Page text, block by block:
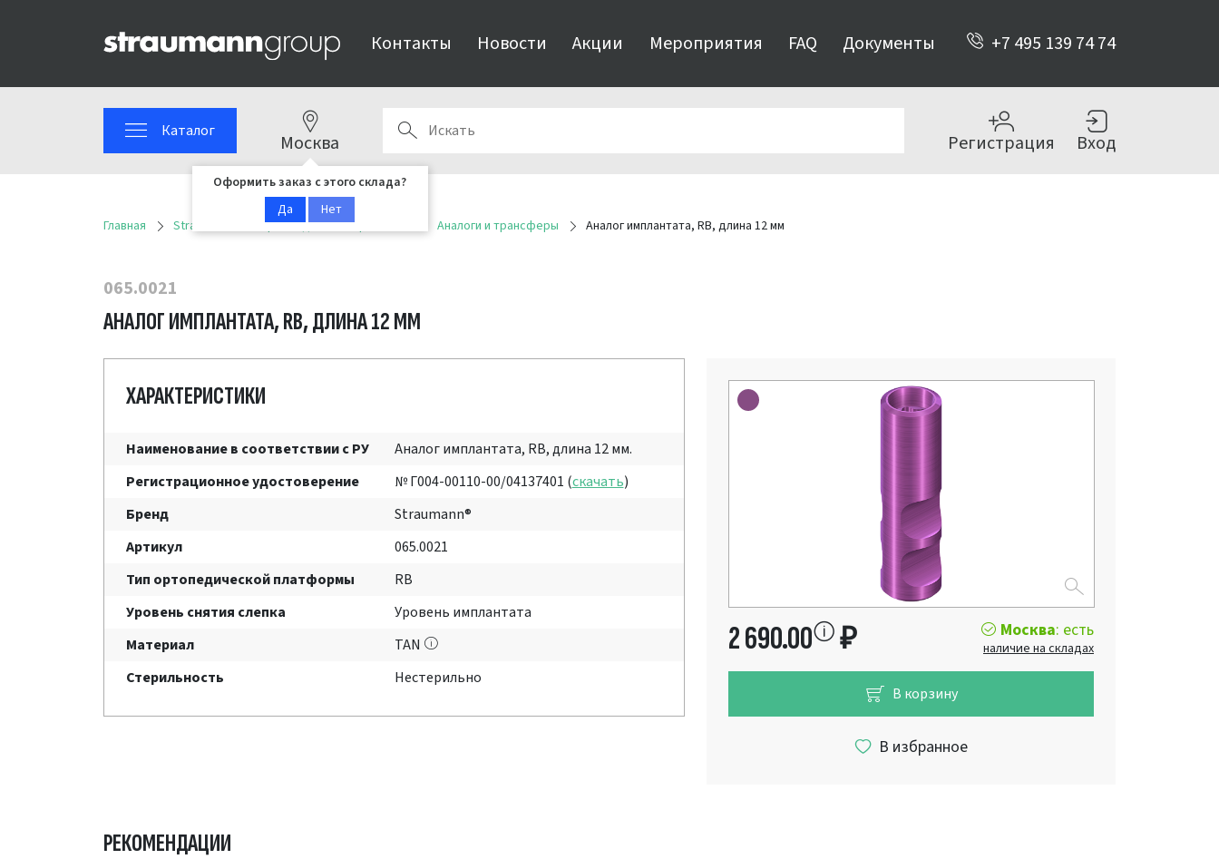
Контакты Новости Акции Мероприятия FAQ Документы +7 495 139 74 74
Каталог Москва
Оформить заказ с этого склада?
Да
Нет
Регистрация Вход
Главная Straumann Ортопедические решения Аналоги и трансферы Аналог имплантата, RB, длина 12 мм
065.0021
АНАЛОГ ИМПЛАНТАТА, RB, ДЛИНА 12 ММ
ХАРАКТЕРИСТИКИ
Наименование в соответствии с РУ
Аналог имплантата, RB, длина 12 мм.
Регистрационное удостоверение
№ Г004-00110-00/04137401 (скачать)
Бренд
Straumann®
Артикул
065.0021
Тип ортопедической платформы
RB
Уровень снятия слепка
Уровень имплантата
Материал
TAN
Стерильность
Нестерильно
2 690.00 ₽ Москва: есть
наличие на складах
В корзину
РЕКОМЕНДАЦИИ